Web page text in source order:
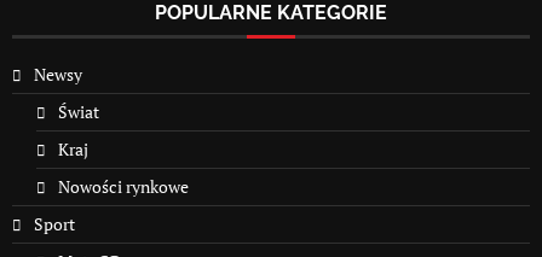
POPULARNE KATEGORIE
Newsy
Świat
Kraj
Nowości rynkowe
Sport